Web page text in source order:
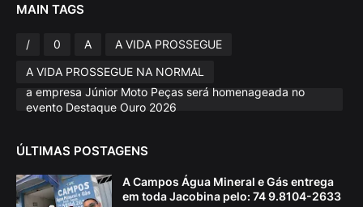
MAIN TAGS
/ 0 A
A VIDA PROSSEGUE
A VIDA PROSSEGUE NA NORMAL
a empresa Júnior Moto Peças será homenageada no
evento Destaque Ouro 2026
ÚLTIMAS POSTAGENS
A Campos Água Mineral e Gás entrega
em toda Jacobina pelo: 74 9.8104-2633